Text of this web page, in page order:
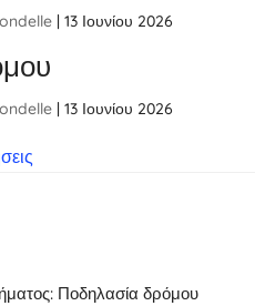
| 13 Ιουνίου 2026
| 13 Ιουνίου 2026
Ποδηλασία δρόμου